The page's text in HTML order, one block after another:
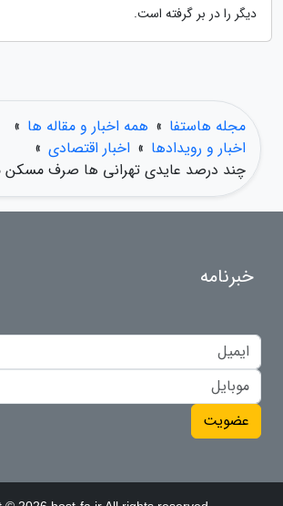
دیگر را در بر گرفته است.
مجله هاستفا » همه اخبار و مقاله ها »
اخبار و رویدادها » اخبار اقتصادی »
چند درصد عایدی تهرانی ها صرف مسکن
خبرنامه
عضویت